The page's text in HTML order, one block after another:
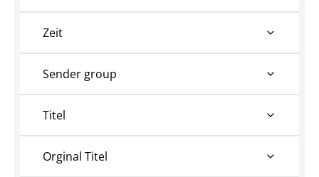
Zeit
Sender group
Titel
Orginal Titel